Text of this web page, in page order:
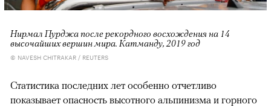
Нирмал Пурджа после рекордного восхождения на 14
высочайших вершин мира. Катманду, 2019 год
© NAVESH CHITRAKAR / REUTERS
Статистика последних лет особенно отчетливо
показывает опасность высотного альпинизма и горного